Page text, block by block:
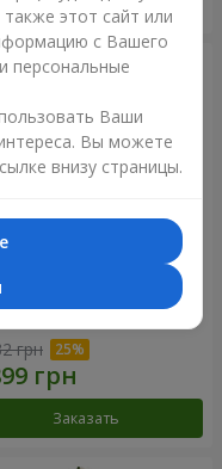
в коробке
грн
Заказать
этот сайт или
с Вашего
персональные
Ваши
Вы можете
внизу страницы.